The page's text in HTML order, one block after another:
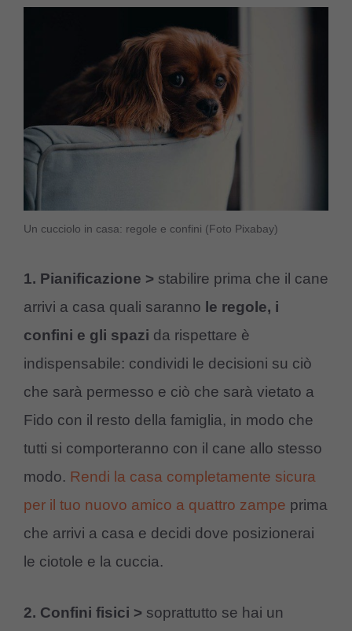
Un cucciolo in casa: regole e confini (Foto Pixabay)
1. Pianificazione > stabilire prima che il cane
arrivi a casa quali saranno le regole, i
confini e gli spazi da rispettare è
indispensabile: condividi le decisioni su ciò
che sarà permesso e ciò che sarà vietato a
Fido con il resto della famiglia, in modo che
tutti si comporteranno con il cane allo stesso
modo. Rendi la casa completamente sicura
per il tuo nuovo amico a quattro zampe prima
che arrivi a casa e decidi dove posizionerai
le ciotole e la cuccia.
2. Confini fisici > soprattutto se hai un